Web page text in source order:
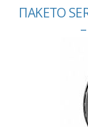
ΠΑΚΕΤΟ